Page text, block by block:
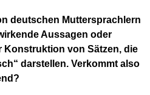
deutschen Muttersprachlern
Aussagen oder
Konstruktion von Sätzen, die
darstellen. Verkommt also